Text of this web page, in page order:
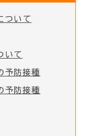
ついて
いて
予防接種
予防接種